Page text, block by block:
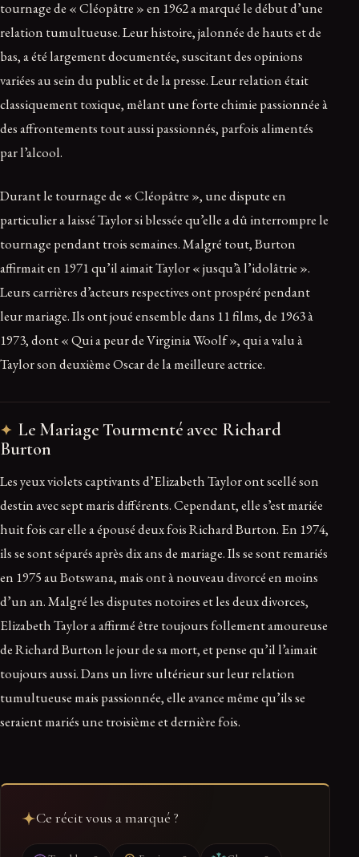
tournage de « Cléopâtre » en 1962 a marqué le début d’une
relation tumultueuse. Leur histoire, jalonnée de hauts et de
bas, a été largement documentée, suscitant des opinions
variées au sein du public et de la presse. Leur relation était
classiquement toxique, mêlant une forte chimie passionnée à
des affrontements tout aussi passionnés, parfois alimentés
par l’alcool.
Durant le tournage de « Cléopâtre », une dispute en
particulier a laissé Taylor si blessée qu’elle a dû interrompre le
tournage pendant trois semaines. Malgré tout, Burton
affirmait en 1971 qu’il aimait Taylor « jusqu’à l’idolâtrie ».
Leurs carrières d’acteurs respectives ont prospéré pendant
leur mariage. Ils ont joué ensemble dans 11 films, de 1963 à
1973, dont « Qui a peur de Virginia Woolf », qui a valu à
Taylor son deuxième Oscar de la meilleure actrice.
Le Mariage Tourmenté avec Richard
Burton
Les yeux violets captivants d’Elizabeth Taylor ont scellé son
destin avec sept maris différents. Cependant, elle s’est mariée
huit fois car elle a épousé deux fois Richard Burton. En 1974,
ils se sont séparés après dix ans de mariage. Ils se sont remariés
en 1975 au Botswana, mais ont à nouveau divorcé en moins
d’un an. Malgré les disputes notoires et les deux divorces,
Elizabeth Taylor a affirmé être toujours follement amoureuse
de Richard Burton le jour de sa mort, et pense qu’il l’aimait
toujours aussi. Dans un livre ultérieur sur leur relation
tumultueuse mais passionnée, elle avance même qu’ils se
seraient mariés une troisième et dernière fois.
Ce récit vous a marqué ?